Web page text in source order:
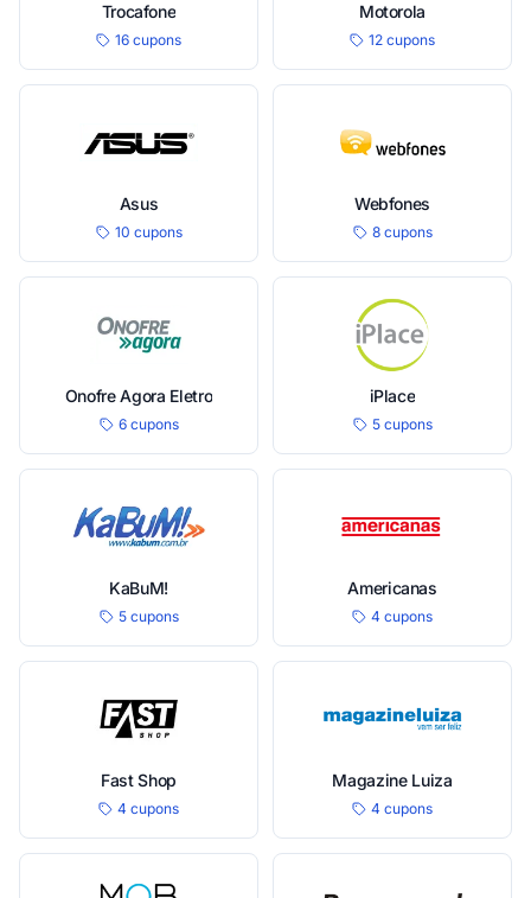
Trocafone
16 cupons
Motorola
12 cupons
Asus
10 cupons
Webfones
8 cupons
Onofre Agora Eletro
6 cupons
iPlace
5 cupons
KaBuM!
5 cupons
Americanas
4 cupons
Fast Shop
4 cupons
Magazine Luiza
4 cupons